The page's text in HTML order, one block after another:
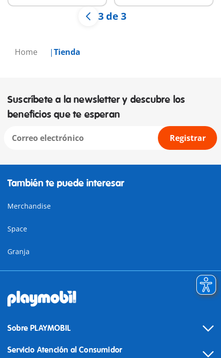
Home Tienda
3 de 3
Suscríbete a la newsletter y descubre los
beneficios que te esperan
Registrar
También te puede interesar
Merchandise
Space
Granja
Sobre PLAYMOBIL
Servicio Atención al Consumidor